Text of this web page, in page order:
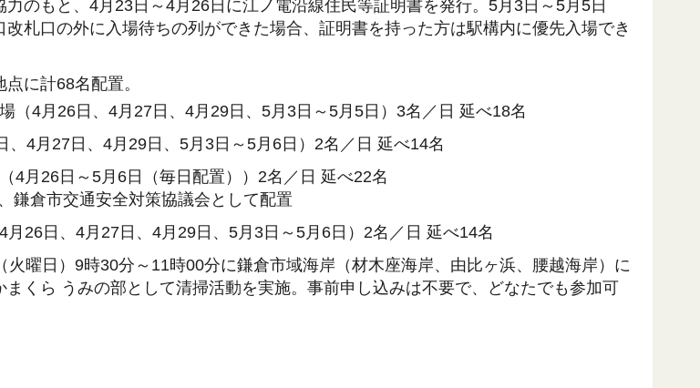
のもと、4月23日～4月26日に江ノ電沿線住民等証明書を発行。5月3日～5月5日
改札口の外に入場待ちの列ができた場合、証明書を持った方は駅構内に優先入場でき
に計68名配置。
（4月26日、4月27日、4月29日、5月3日～5月5日）3名／日 延べ18名
、4月27日、4月29日、5月3日～5月6日）2名／日 延べ14名
4月26日～5月6日（毎日配置））2名／日 延べ22名
鎌倉市交通安全対策協議会として配置
月26日、4月27日、4月29日、5月3日～5月6日）2名／日 延べ14名
火曜日）9時30分～11時00分に鎌倉市域海岸（材木座海岸、由比ヶ浜、腰越海岸）に
まくら うみの部として清掃活動を実施。事前申し込みは不要で、どなたでも参加可